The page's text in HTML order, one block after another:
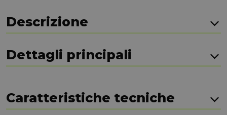
Descrizione
Dettagli principali
Caratteristiche tecniche